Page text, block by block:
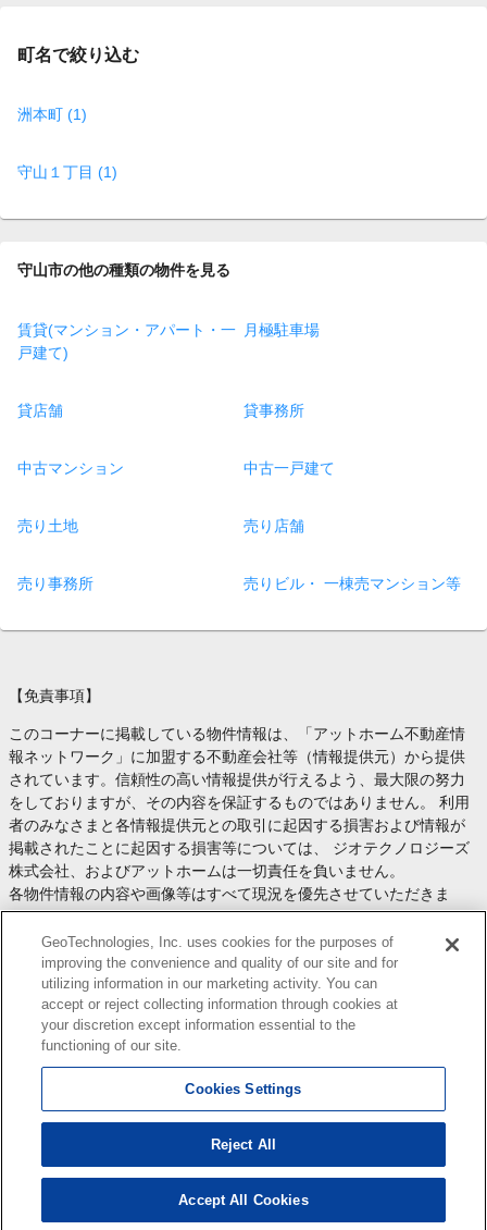
町名で絞り込む
洲本町 (1)
守山１丁目 (1)
守山市の他の種類の物件を見る
賃貸(マンション・アパート・一
戸建て)
月極駐車場
貸店舗 貸事務所
中古マンション 中古一戸建て
売り土地 売り店舗
売り事務所 売りビル・ 一棟売マンション等
【免責事項】
このコーナーに掲載している物件情報は、「アットホーム不動産情
報ネットワーク」に加盟する不動産会社等（情報提供元）から提供
されています。信頼性の高い情報提供が行えるよう、最大限の努力
をしておりますが、その内容を保証するものではありません。 利用
者のみなさまと各情報提供元との取引に起因する損害および情報が
掲載されたことに起因する損害等については、 ジオテクノロジーズ
株式会社、およびアットホームは一切責任を負いません。
各物件情報の内容や画像等はすべて現況を優先させていただきま
す。
お取引等（お取引の準備、資金調達等を含みます）の際には、内容
や契約条件等について、 各情報提供元より十分な説明を受け、ご自
身でご確認の上、判断してください。
このコーナーへの物件情報のご掲載、その他不動産業務ソリューシ
ョン等についての不動産会社様のお問合せはこちら
します。
Copyright(c) At Home Co.,Ltd. このサイトに掲載している情報の無断転載を禁止します。著作権
はアットホーム（株）またはその情報提供者に帰属します。
本ページはプロモーションが含まれています。
検索結果を見る
GeoTechnologies, Inc. uses cookies for the purposes of
improving the convenience and quality of our site and for
utilizing information in our marketing activity. You can
accept or reject collecting information through cookies at
your discretion except information essential to the
functioning of our site.
Cookies Settings
Reject All
Accept All Cookies